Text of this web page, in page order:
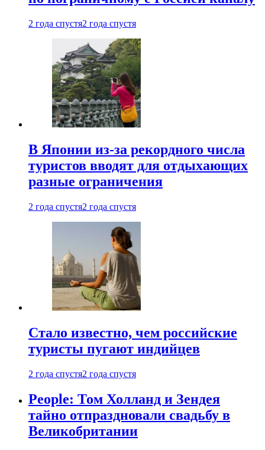
2 года спустя2 года спустя
В Японии из-за рекордного числа
туристов вводят для отдыхающих
разные ограничения
2 года спустя2 года спустя
Стало известно, чем российские
туристы пугают индийцев
2 года спустя2 года спустя
People: Том Холланд и Зендея
тайно отпраздновали свадьбу в
Великобритании